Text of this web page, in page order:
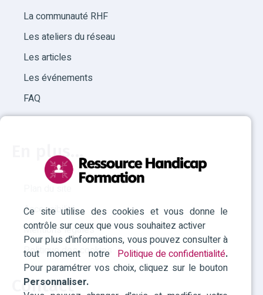
Ce site utilise des cookies et vous donne le
contrôle sur ceux que vous souhaitez activer
Pour plus d'informations, vous pouvez consulter à
tout moment notre Politique de confidentialité.
Pour paramétrer vos choix, cliquez sur le bouton
Personnaliser.
La communauté RHF
Les ateliers du réseau
Les articles
Les événements
FAQ
En plus...
Plan du site
Accessibilité
Mentions légales
Politique des cookies
Contact